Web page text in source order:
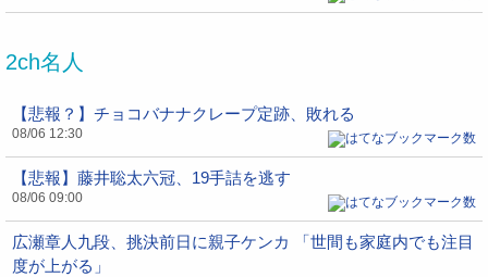
2ch名人
【悲報？】チョコバナナクレープ定跡、敗れる
08/06 12:30
【悲報】藤井聡太六冠、19手詰を逃す
08/06 09:00
広瀬章人九段、挑決前日に親子ケンカ 「世間も家庭内でも注目
度が上がる」